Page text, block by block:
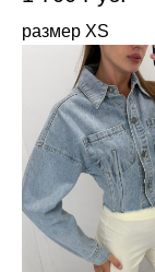
размер XS